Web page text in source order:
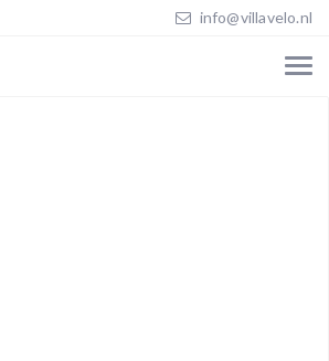
info@villavelo.nl